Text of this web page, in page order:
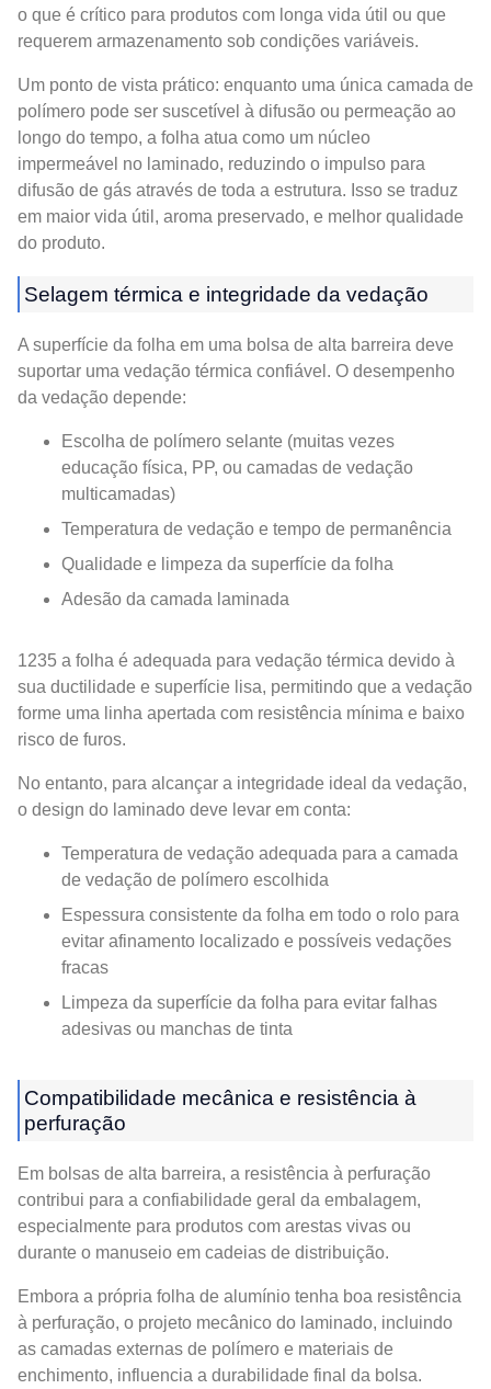
o que é crítico para produtos com longa vida útil ou que
requerem armazenamento sob condições variáveis.
Um ponto de vista prático: enquanto uma única camada de
polímero pode ser suscetível à difusão ou permeação ao
longo do tempo, a folha atua como um núcleo
impermeável no laminado, reduzindo o impulso para
difusão de gás através de toda a estrutura. Isso se traduz
em maior vida útil, aroma preservado, e melhor qualidade
do produto.
Selagem térmica e integridade da vedação
A superfície da folha em uma bolsa de alta barreira deve
suportar uma vedação térmica confiável. O desempenho
da vedação depende:
Escolha de polímero selante (muitas vezes
educação física, PP, ou camadas de vedação
multicamadas)
Temperatura de vedação e tempo de permanência
Qualidade e limpeza da superfície da folha
Adesão da camada laminada
1235 a folha é adequada para vedação térmica devido à
sua ductilidade e superfície lisa, permitindo que a vedação
forme uma linha apertada com resistência mínima e baixo
risco de furos.
No entanto, para alcançar a integridade ideal da vedação,
o design do laminado deve levar em conta:
Temperatura de vedação adequada para a camada
de vedação de polímero escolhida
Espessura consistente da folha em todo o rolo para
evitar afinamento localizado e possíveis vedações
fracas
Limpeza da superfície da folha para evitar falhas
adesivas ou manchas de tinta
Compatibilidade mecânica e resistência à
perfuração
Em bolsas de alta barreira, a resistência à perfuração
contribui para a confiabilidade geral da embalagem,
especialmente para produtos com arestas vivas ou
durante o manuseio em cadeias de distribuição.
Embora a própria folha de alumínio tenha boa resistência
à perfuração, o projeto mecânico do laminado, incluindo
as camadas externas de polímero e materiais de
enchimento, influencia a durabilidade final da bolsa.